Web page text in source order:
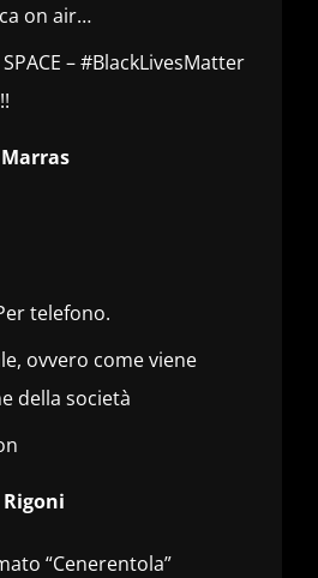
on air…
SPACE – #BlackLivesMatter
telefono.
ovvero come viene
della società
“Cenerentola”